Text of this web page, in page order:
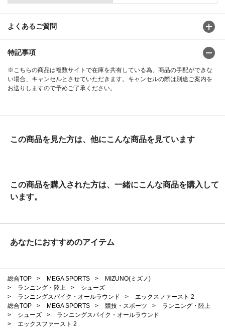
よくあるご質問
特記事項
※こちらの商品は複数サイトで在庫を共有している為、商品の手配ができな
い場合、キャンセルとさせていただきます。キャンセルの際は別途ご案内を
お送りしますので予めご了承ください。
この商品を見た方は、他にこんな商品を見ています
この商品を購入された方は、一緒にこんな商品を購入して
います。
あなたにおすすめのアイテム
総合TOP > MEGA SPORTS >
MIZUNO(ミズノ)
>
ランニング・陸上 >
シューズ
>
ランニングスパイク・オールラウンド >
エックスファースト 2
総合TOP
> MEGA SPORTS > 競技・スポーツ >
ランニング・陸上
>
シューズ >
ランニングスパイク・オールラウンド
>
エックスファースト 2